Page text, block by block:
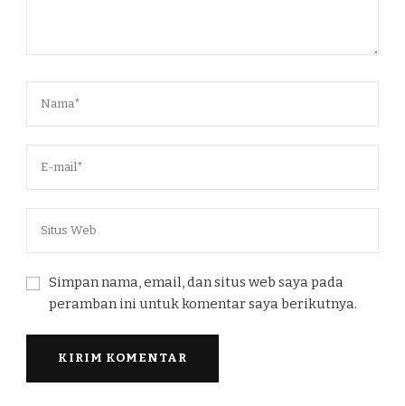
Simpan nama, email, dan situs web saya pada
peramban ini untuk komentar saya berikutnya.